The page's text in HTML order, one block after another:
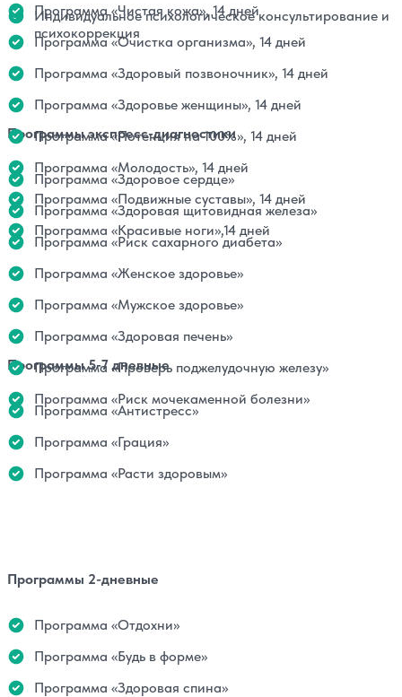
Индивидуальное психологическое консультирование и
психокоррекция
Программа «Чистая кожа», 14 дней
Программа «Очистка организма», 14 дней
Программа «Здоровый позвоночник», 14 дней
Программа «Здоровье женщины», 14 дней
Программа «Потенция на 100%», 14 дней
Программа «Молодость», 14 дней
Программа «Подвижные суставы», 14 дней
Программа «Красивые ноги»,14 дней
Программы экспресс-диагностики
Программа «Здоровое сердце»
Программа «Здоровая щитовидная железа»
Программа «Риск сахарного диабета»
Программа «Женское здоровье»
Программа «Мужское здоровье»
Программа «Здоровая печень»
Программа «Проверь поджелудочную железу»
Программа «Риск мочекаменной болезни»
Программы 5-7 дневные
Программа «Антистресс»
Программа «Грация»
Программа «Расти здоровым»
Программы 2-дневные
Программа «Отдохни»
Программа «Будь в форме»
Программа «Здоровая спина»